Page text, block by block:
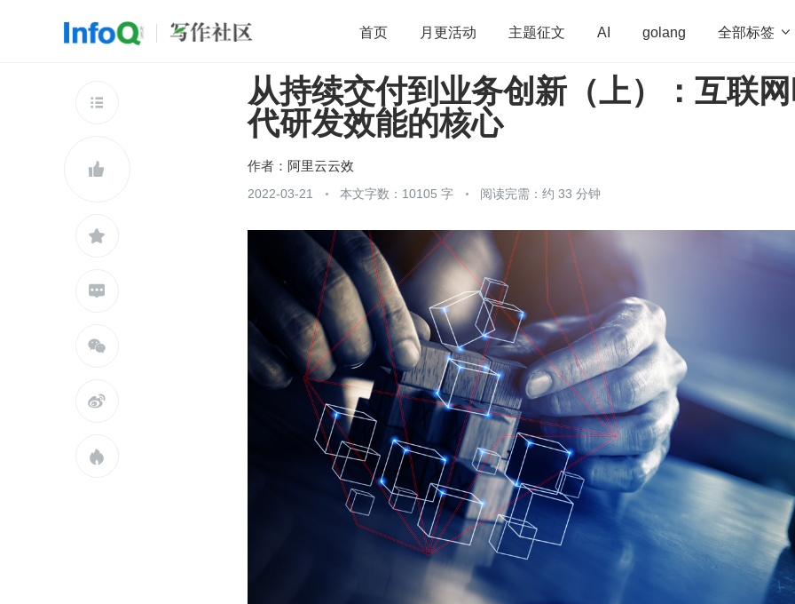
首页 月更活动 主题征文 AI golang 全部标签 
开源 架构 OpenHarmony 算法 学习方法 Web3.0 高
团队管理 程序员 运维
查看更多







从持续交付到业务创新（上）：互联
代研发效能的核心
作者： 阿里云云效
2022-03-21 本文字数：10105 字 阅读完需：约 33 分钟